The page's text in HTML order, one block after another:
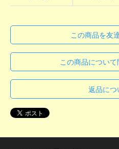
この商品を友
この商品について
返品につ